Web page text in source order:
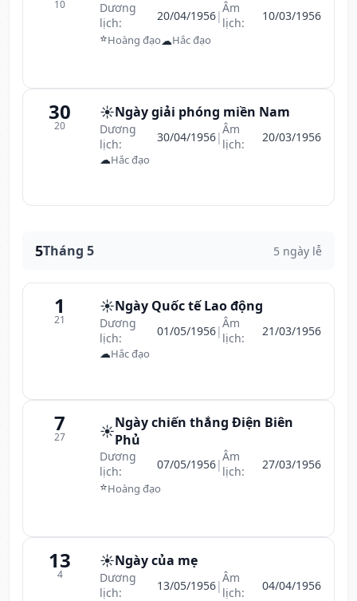
10
Dương
lịch:
20/04/1956|Âm
lịch:
10/03/1956
⭐Hoàng đạo☁Hắc đạo
30
20
☀️Ngày giải phóng miền Nam
Dương
lịch:
30/04/1956|Âm
lịch:
20/03/1956
☁Hắc đạo
5Tháng 5 5 ngày lễ
1
21
☀️Ngày Quốc tế Lao động
Dương
lịch:
01/05/1956|Âm
lịch:
21/03/1956
☁Hắc đạo
7
27 ☀️Ngày chiến thắng Điện Biên
Phủ
Dương
lịch:
07/05/1956|Âm
lịch:
27/03/1956
⭐Hoàng đạo
13
4
☀️Ngày của mẹ
Dương
lịch:
13/05/1956|Âm
lịch:
04/04/1956